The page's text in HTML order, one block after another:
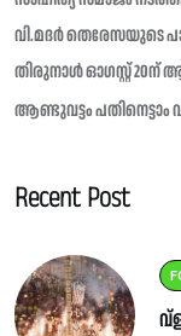
വി.മദർ തെരേസയുടെ
തിരുനാൾ ഓഗസ്റ്റ് 20ന്
ആണ്ടുവട്ടം
Recent Post